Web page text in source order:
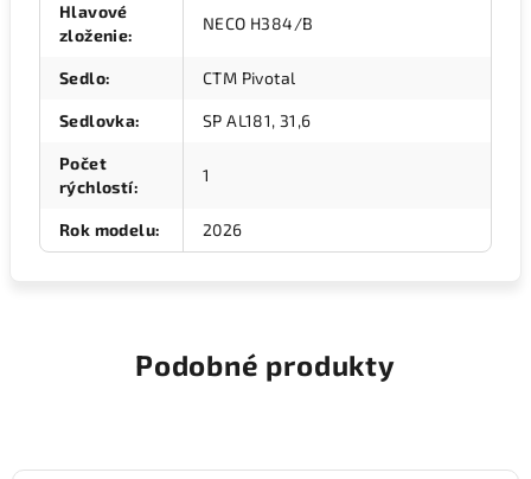
Hlavové
zloženie:
NECO H384/B
Sedlo: CTM Pivotal
Sedlovka: SP AL181, 31,6
Počet
rýchlostí:
1
Rok modelu: 2026
Podobné produkty